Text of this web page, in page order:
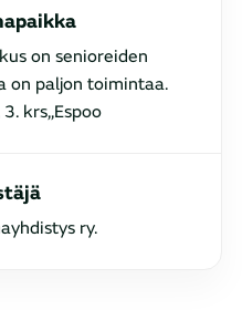
on senioreiden
on paljon toimintaa.
krs,,Espoo
ry.